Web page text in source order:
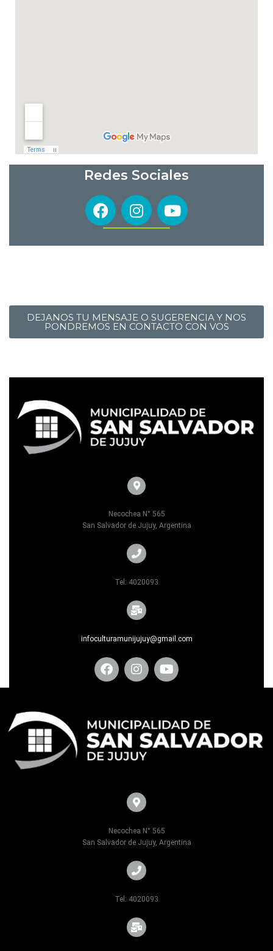
Redes Sociales
DEJANOS TU MENSAJE O SUGERENCIA Y NOS
PONDREMOS EN CONTACTO CON VOS
Necochea N° 565
San Salvador de Jujuy, Argentina
Tel: 4020093
infoculturamunijujuy@gmail.com
Necochea N° 565
San Salvador de Jujuy, Argentina
Tel: 4020093